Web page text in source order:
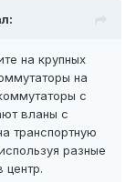
на крупных
на
с
вланы с
транспортную
разные
центр.